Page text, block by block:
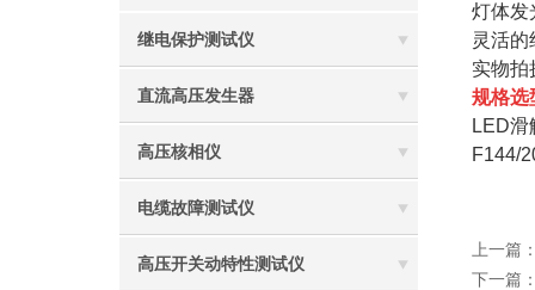
继电保护测试仪
直流高压发生器
高压核相仪
电缆故障测试仪
高压开关动特性测试仪
灯体发
灵活
实物拍
规格
LED
F144/
上一篇
下一篇